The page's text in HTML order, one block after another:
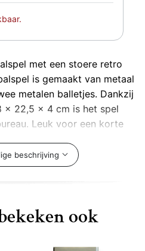
met een stoere retro
is gemaakt van metaal
metalen balletjes. Dankzij
x 22,5 x 4 cm is het spel
Leuk voor een korte
beschrijving
ook